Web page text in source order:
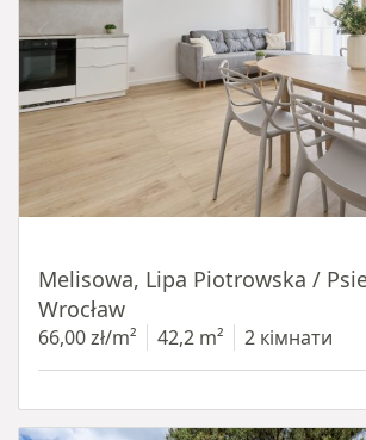
Melisowa, Lipa Piotrowska /
Wrocław
66,00 zł/m² 42,2 m² 2 кімнати